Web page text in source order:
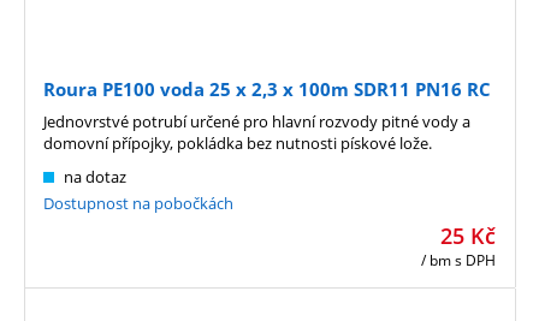
Roura PE100 voda 25 x 2,3 x 100m SDR11 PN16 RC
25 Kč
/ bms DPH
na dotaz
Dostupnost na pobočkách
Jednovrstvé potrubí určené pro hlavní rozvody pitné vody a
domovní přípojky, pokládka bez nutnosti pískové lože.